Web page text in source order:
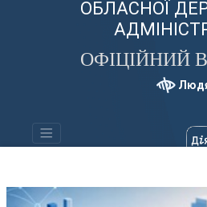
ОБЛАСНОЇ
ОФІЦІЙНИЙ